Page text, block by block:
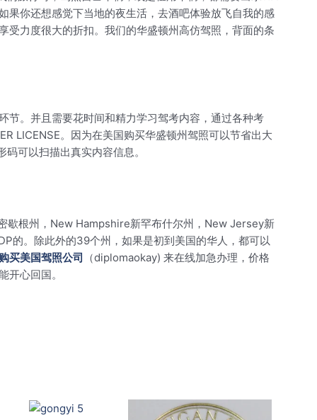
果你还想感觉下当地的夜生活，去酒吧体验放飞自我的感
受力度很大的折扣。我们的华盛顿州高仿驾照，背面的条
节。并且需要花时间和精力学习驾考内容，通过各种考
LICENSE。因为在美国购买华盛顿州驾照可以节省出大
可以扫描出真实内容信息。
根州，New Hampshire新罕布什尔州，New Jersey新
的。除此外的39个州，如果是初到美国的华人，都可以
买美国驾照公司 （diplomaokay) 来在线加急办理，价格
开心回国。